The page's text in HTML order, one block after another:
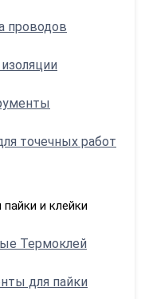
проводов
точечных работ
и клейки
Термоклей
для пайки